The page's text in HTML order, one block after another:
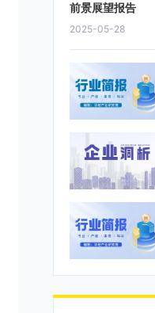
前景展望报告
2025-05-28